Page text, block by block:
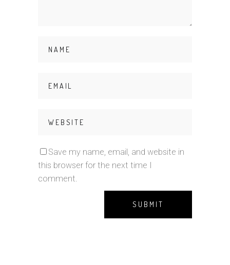
Save my name, email, and website in
this browser for the next time I
comment.